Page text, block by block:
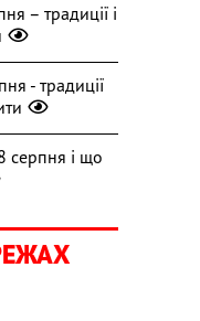
– традиції і
- традиції
серпня і що